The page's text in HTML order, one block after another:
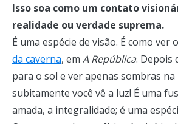
Isso soa como um contato
realidade ou verdade suprema.
É uma espécie de visão. É como ver
da caverna, em A República. Depois
para o sol e ver apenas sombras na
subitamente você vê a luz! É uma
amada, a integralidade; é uma